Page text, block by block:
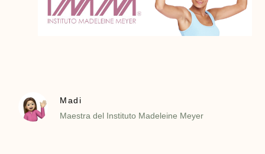
Madi
Maestra del Instituto Madeleine Meyer